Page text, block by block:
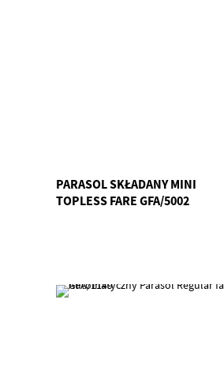
PARASOL SKŁADANY MINI
TOPLESS FARE GFA/5002